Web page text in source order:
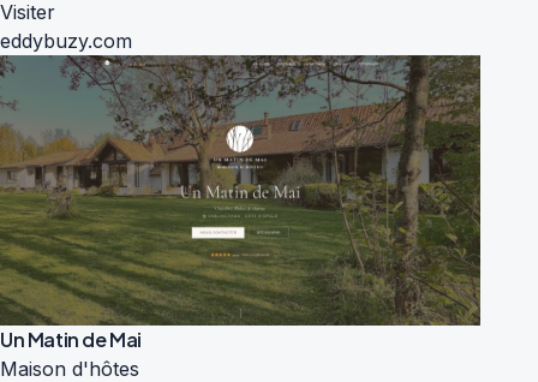
Visiter
eddybuzy.com
Un Matin de Mai
Maison d'hôtes